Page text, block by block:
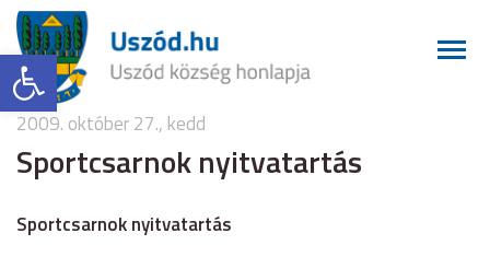
Eszköztár megnyitása
2009. október 27., kedd
Sportcsarnok nyitvatartás
Sportcsarnok nyitvatartás